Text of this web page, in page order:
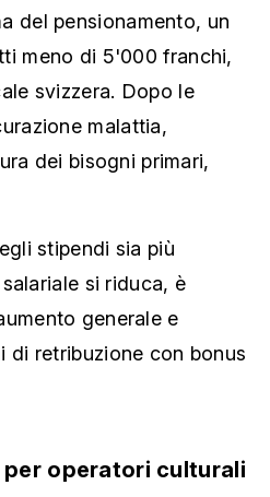
del pensionamento, un
meno di 5'000 franchi,
svizzera. Dopo le
malattia,
dei bisogni primari,
stipendi sia più
si riduca, è
generale e
di retribuzione con bonus
operatori culturali